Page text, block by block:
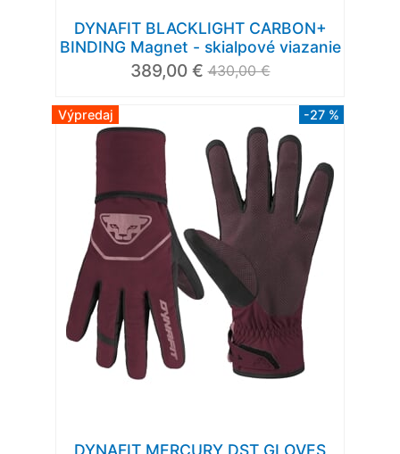
DYNAFIT BLACKLIGHT CARBON+
BINDING Magnet - skialpové viazanie
389,00 € 430,00 €
Výpredaj -27 %